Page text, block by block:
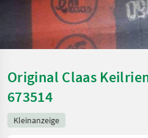
Original Claas
673514
Kleinanzeige